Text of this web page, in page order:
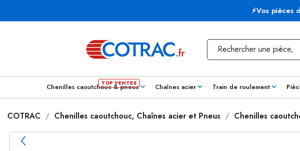
⚡Vos pièces
Chenilles caoutchouc & pneus Chaînes acier Train de roulement
COTRAC Chenilles caoutchouc, Chaînes acier et Pneus Chenilles